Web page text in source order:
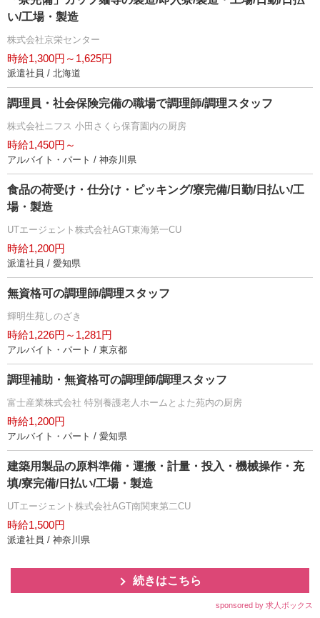
い/工場・製造
株式会社京栄センター
時給1,300円～1,625円
派遣社員 / 北海道
調理員・社会保険完備の職場で調理師/調理スタッフ
株式会社ニフス 小田さくら保育園内の厨房
時給1,450円～
アルバイト・パート / 神奈川県
食品の荷受け・仕分け・ピッキング/寮完備/日勤/日払い/工
場・製造
UTエージェント株式会社AGT東海第一CU
時給1,200円
派遣社員 / 愛知県
無資格可の調理師/調理スタッフ
輝明生苑しのざき
時給1,226円～1,281円
アルバイト・パート / 東京都
調理補助・無資格可の調理師/調理スタッフ
富士産業株式会社 特別養護老人ホームとよた苑内の厨房
時給1,200円
アルバイト・パート / 愛知県
建築用製品の原料準備・運搬・計量・投入・機械操作・充
填/寮完備/日払い/工場・製造
UTエージェント株式会社AGT南関東第二CU
時給1,500円
派遣社員 / 神奈川県
続きはこちら
sponsored by 求人ボックス